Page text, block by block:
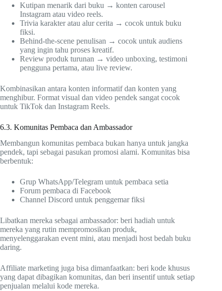
Kutipan menarik dari buku → konten carousel
Instagram atau video reels.
Trivia karakter atau alur cerita → cocok untuk buku
fiksi.
Behind-the-scene penulisan → cocok untuk audiens
yang ingin tahu proses kreatif.
Review produk turunan → video unboxing, testimoni
pengguna pertama, atau live review.
Kombinasikan antara konten informatif dan konten yang
menghibur. Format visual dan video pendek sangat cocok
untuk TikTok dan Instagram Reels.
6.3. Komunitas Pembaca dan Ambassador
Membangun komunitas pembaca bukan hanya untuk jangka
pendek, tapi sebagai pasukan promosi alami. Komunitas bisa
berbentuk:
Grup WhatsApp/Telegram untuk pembaca setia
Forum pembaca di Facebook
Channel Discord untuk penggemar fiksi
Libatkan mereka sebagai ambassador: beri hadiah untuk
mereka yang rutin mempromosikan produk,
menyelenggarakan event mini, atau menjadi host bedah buku
daring.
Affiliate marketing juga bisa dimanfaatkan: beri kode khusus
yang dapat dibagikan komunitas, dan beri insentif untuk setiap
penjualan melalui kode mereka.